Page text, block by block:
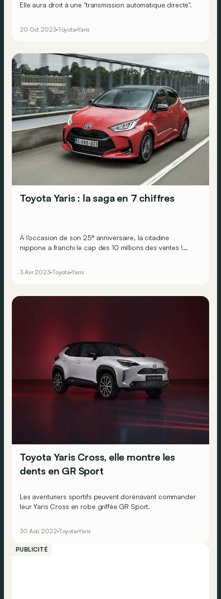
Elle aura droit à une "transmission automatique directe".
20 Oct 2023 Toyota Yaris
Toyota Yaris : la saga en 7 chiffres
À l’occasion de son 25eanniversaire, la citadine
nippone a franchi le cap des 10 millions des ventes !
3 Avr 2023 Toyota Yaris
Toyota Yaris Cross, elle montre les
dents en GR Sport
Les aventuriers sportifs peuvent dorénavant commander
leur Yaris Cross en robe griffée GR Sport.
30 Aoû 2022 Toyota Yaris
PUBLICITÉ